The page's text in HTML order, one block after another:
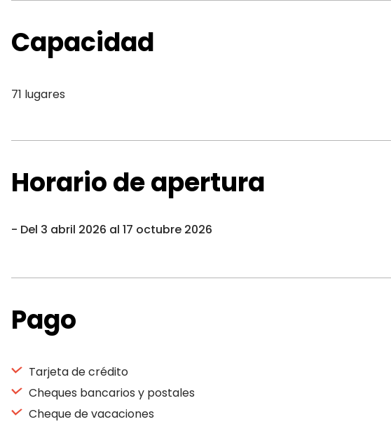
Capacidad
71 lugares
Horario de apertura
Del 3 abril 2026 al 17 octubre 2026
Pago
Tarjeta de crédito
Cheques bancarios y postales
Cheque de vacaciones